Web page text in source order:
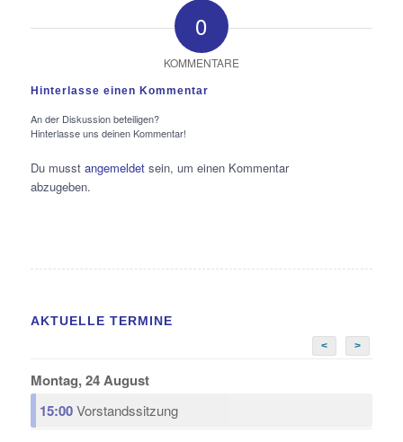
0
KOMMENTARE
Hinterlasse einen Kommentar
An der Diskussion beteiligen?
Hinterlasse uns deinen Kommentar!
Du musst angemeldetsein, um einen Kommentar
abzugeben.
AKTUELLE TERMINE
< >
Montag, 24 August
15:00Vorstandssitzung